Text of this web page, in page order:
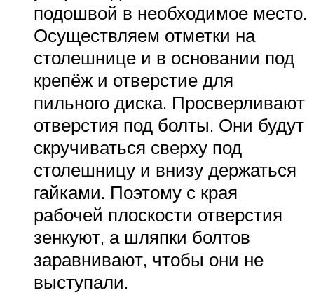
подошвой в необходимое место.
Осуществляем отметки на
столешнице и в основании под
крепёж и отверстие для
пильного диска. Просверливают
отверстия под болты. Они будут
скручиваться сверху под
столешницу и внизу держаться
гайками. Поэтому с края
рабочей плоскости отверстия
зенкуют, а шляпки болтов
заравнивают, чтобы они не
выступали.